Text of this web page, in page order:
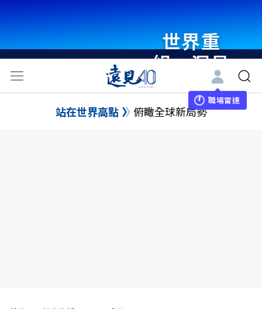
世界重
組・洞見
未來 與
世界領袖
職場雷達
站在世界高點 俯瞰全球新局勢